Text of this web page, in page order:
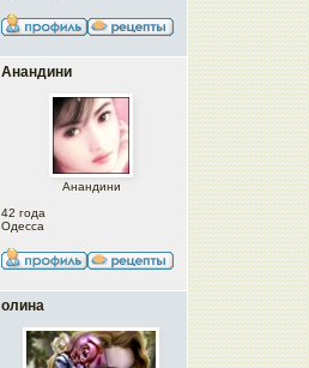
Анандини
Анандини
42 года
Одесса
олина